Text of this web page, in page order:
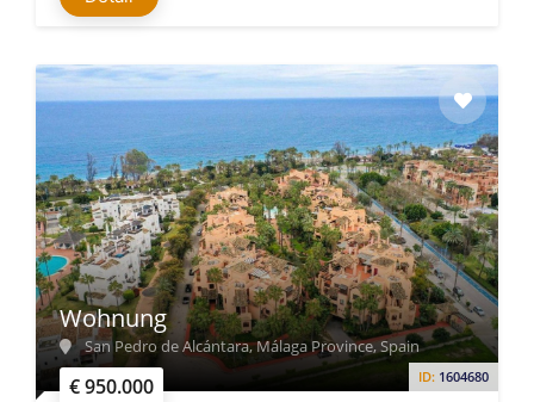
€ 950.000 ID: 1604680
Wohnung
San Pedro de Alcántara, Málaga Province, Spain